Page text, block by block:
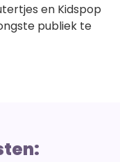
en Kidspop
publiek te